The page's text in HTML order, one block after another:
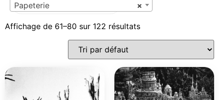
×
Papeterie
Affichage de 61–80 sur 122 résultats